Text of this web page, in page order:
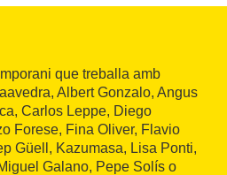
que treballa amb
Albert Gonzalo, Angus
Carlos Leppe, Diego
Forese, Fina Oliver, Flavio
Güell, Kazumasa, Lisa Ponti,
Galano, Pepe Solís o